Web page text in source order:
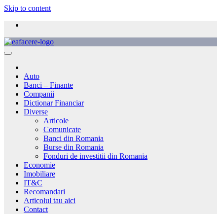
Skip to content
Auto
Banci – Finante
Companii
Dictionar Financiar
Diverse
Articole
Comunicate
Banci din Romania
Burse din Romania
Fonduri de investitii din Romania
Economie
Imobiliare
IT&C
Recomandari
Articolul tau aici
Contact